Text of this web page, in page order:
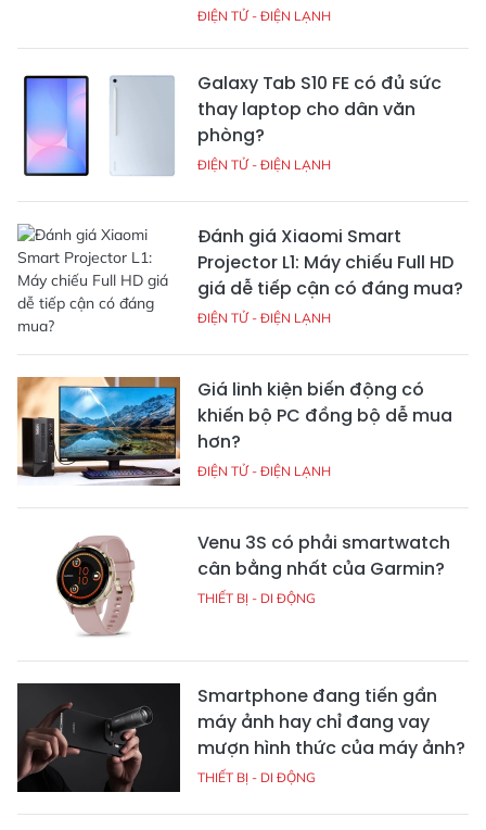
ĐIỆN TỬ - ĐIỆN LẠNH
Galaxy Tab S10 FE có đủ sức
thay laptop cho dân văn
phòng?
ĐIỆN TỬ - ĐIỆN LẠNH
Đánh giá Xiaomi Smart
Projector L1: Máy chiếu Full HD
giá dễ tiếp cận có đáng mua?
ĐIỆN TỬ - ĐIỆN LẠNH
Giá linh kiện biến động có
khiến bộ PC đồng bộ dễ mua
hơn?
ĐIỆN TỬ - ĐIỆN LẠNH
Venu 3S có phải smartwatch
cân bằng nhất của Garmin?
THIẾT BỊ - DI ĐỘNG
Smartphone đang tiến gần
máy ảnh hay chỉ đang vay
mượn hình thức của máy ảnh?
THIẾT BỊ - DI ĐỘNG